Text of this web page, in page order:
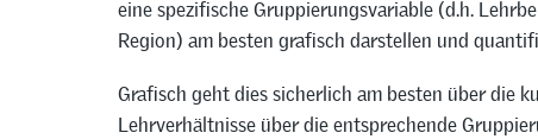
eine spezifische Gruppierungsvariable (d.h.
Region) am besten grafisch darstellen und
Grafisch geht dies sicherlich am besten über die
Lehrverhältnisse über die entsprechende